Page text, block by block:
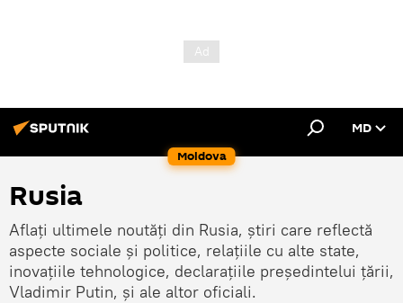
Moldova
MD
Rusia
Aflați ultimele noutăți din Rusia, știri care reflectă
aspecte sociale și politice, relațiile cu alte state,
inovațiile tehnologice, declarațiile președintelui țării,
Vladimir Putin, și ale altor oficiali.